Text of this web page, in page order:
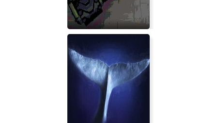
Retro Tanks